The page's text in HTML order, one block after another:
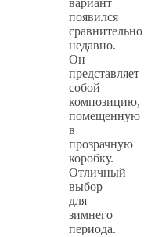
вариант
появился
сравнительно
недавно.
Он
представляет
собой
композицию,
помещенную
в
прозрачную
коробку.
Отличный
выбор
для
зимнего
периода.